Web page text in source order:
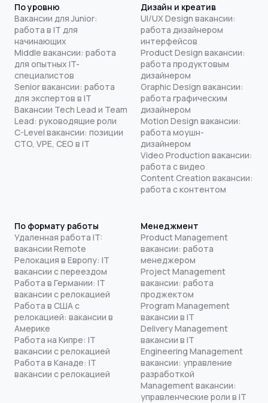
По уровню
Вакансии для Junior:
работа в IT для
начинающих
Middle вакансии: работа
для опытных IT-
специалистов
Senior вакансии: работа
для экспертов в IT
Вакансии Tech Lead и Team
Lead: руководящие роли
C-Level вакансии: позиции
CTO, VPE, CEO в IT
Дизайн и креатив
UI/UX Design вакансии:
работа дизайнером
интерфейсов
Product Design вакансии:
работа продуктовым
дизайнером
Graphic Design вакансии:
работа графическим
дизайнером
Motion Design вакансии:
работа моушн-
дизайнером
Video Production вакансии:
работа с видео
Content Creation вакансии:
работа с контентом
По формату работы
Удаленная работа IT:
вакансии Remote
Релокация в Европу: IT
вакансии с переездом
Работа в Германии: IT
вакансии с релокацией
Работа в США с
релокацией: вакансии в
Америке
Работа на Кипре: IT
вакансии с релокацией
Работа в Канаде: IT
вакансии с релокацией
Менеджмент
Product Management
вакансии: работа
менеджером
Project Management
вакансии: работа
проджектом
Program Management
вакансии в IT
Delivery Management
вакансии в IT
Engineering Management
вакансии: управление
разработкой
Management вакансии:
управленческие роли в IT